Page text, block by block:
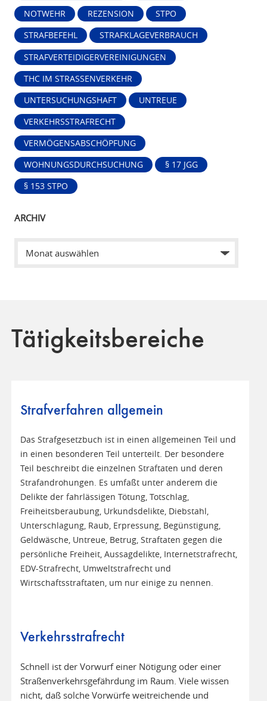
NOTWEHR REZENSION STPO
STRAFBEFEHL STRAFKLAGEVERBRAUCH
STRAFVERTEIDIGERVEREINIGUNGEN
THC IM STRASSENVERKEHR
UNTERSUCHUNGSHAFT UNTREUE
VERKEHRSSTRAFRECHT
VERMÖGENSABSCHÖPFUNG
WOHNUNGSDURCHSUCHUNG § 17 JGG
§ 153 STPO
ARCHIV
Tätigkeitsbereiche
Strafverfahren allgemein
Das Strafgesetzbuch ist in einen allgemeinen Teil und
in einen besonderen Teil unterteilt. Der besondere
Teil beschreibt die einzelnen Straftaten und deren
Strafandrohungen. Es umfaßt unter anderem die
Delikte der fahrlässigen Tötung, Totschlag,
Freiheitsberaubung, Urkundsdelikte, Diebstahl,
Unterschlagung, Raub, Erpressung, Begünstigung,
Geldwäsche, Untreue, Betrug, Straftaten gegen die
persönliche Freiheit, Aussagdelikte, Internetstrafrecht,
EDV-Strafrecht, Umweltstrafrecht und
Wirtschaftsstraftaten, um nur einige zu nennen.
Verkehrsstrafrecht
Schnell ist der Vorwurf einer Nötigung oder einer
Straßenverkehrsgefährdung im Raum. Viele wissen
nicht, daß solche Vorwürfe weitreichende und